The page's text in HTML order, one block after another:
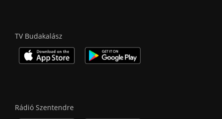
TV Budakalász
Rádió Szentendre